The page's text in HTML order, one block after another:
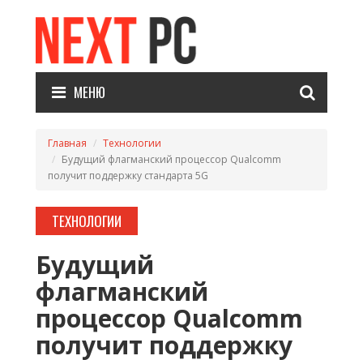
МЕНЮ
Главная
Технологии
Будущий флагманский процессор Qualcomm
получит поддержку стандарта 5G
ТЕХНОЛОГИИ
Будущий
флагманский
процессор Qualcomm
получит поддержку